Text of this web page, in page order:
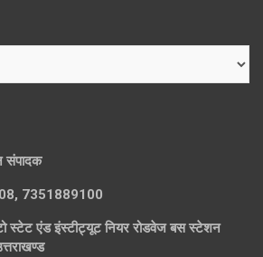
संपादक
7351889100
स्टेट एंड इंस्टीट्यूट नियर रोडवेज बस स्टेशन